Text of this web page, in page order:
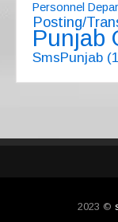
Personnel
Posting/
Punjab
SmsPunjab
2023 ©